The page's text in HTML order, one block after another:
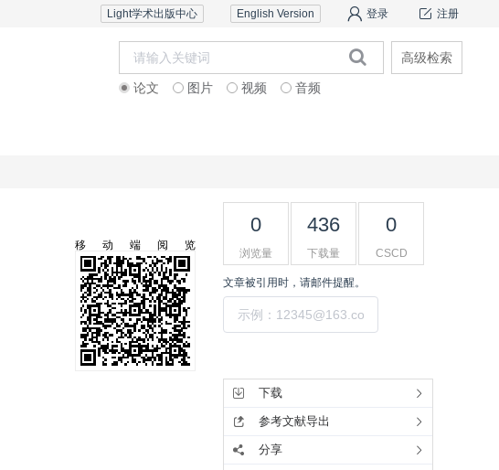
注册
登录
English Version
Light学术出版中心
论文 图片 视频 音频
高级检索
移动端阅览
0
浏览量
436
下载量
0
CSCD
文章被引用时，请邮件提醒。
下载
参考文献导出
分享